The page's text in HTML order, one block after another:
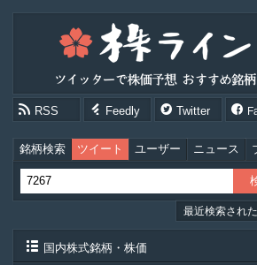
RSS Feedly Twitter
銘柄検索 ツイート ユーザー ニュース
最近検索され
国内株式銘柄・株価